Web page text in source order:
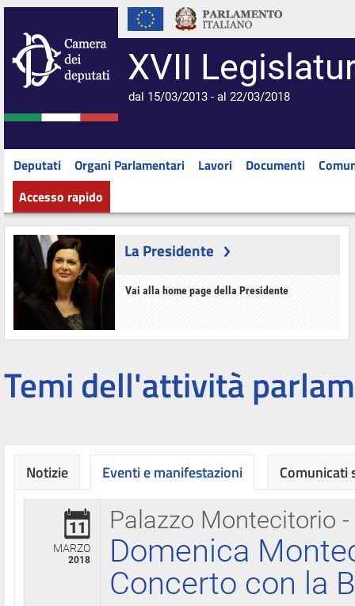
XVII
dal 15/03/2013 - al 22/03/2018
Deputati Organi Parlamentari Lavori Documenti
Accesso rapido
La Presidente
Vai alla home page della Presidente
Temi dell'attività
Notizie Eventi e manifestazioni
Palazzo Montecitorio
11
MARZO
2018
Domenica
Concerto con la
Comunicati